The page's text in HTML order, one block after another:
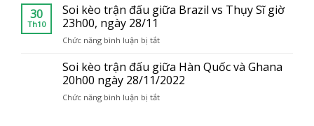
bong88
kèo
giữa
Lan
vs
2
30
Th10
Soi kèo trận đấu giữa Brazil vs Thụy Sĩ giờ
23h00, ngày 28/11
Chức năng bình luận bị tắtở
kèo
trận
đấu
giữa
Soi kèo trận đấu giữa Hàn Quốc và Ghana
20h00 ngày 28/11/2022
Chức năng bình luận bị tắtở